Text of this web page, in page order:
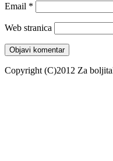
Email *
Web stranica
Copyright (C)2012 Za